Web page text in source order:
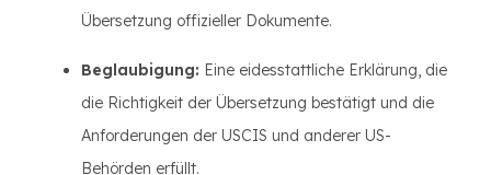
Übersetzung offizieller Dokumente.
Beglaubigung: Eine eidesstattliche Erklärung, die
die Richtigkeit der Übersetzung bestätigt und die
Anforderungen der USCIS und anderer US-
Behörden erfüllt.